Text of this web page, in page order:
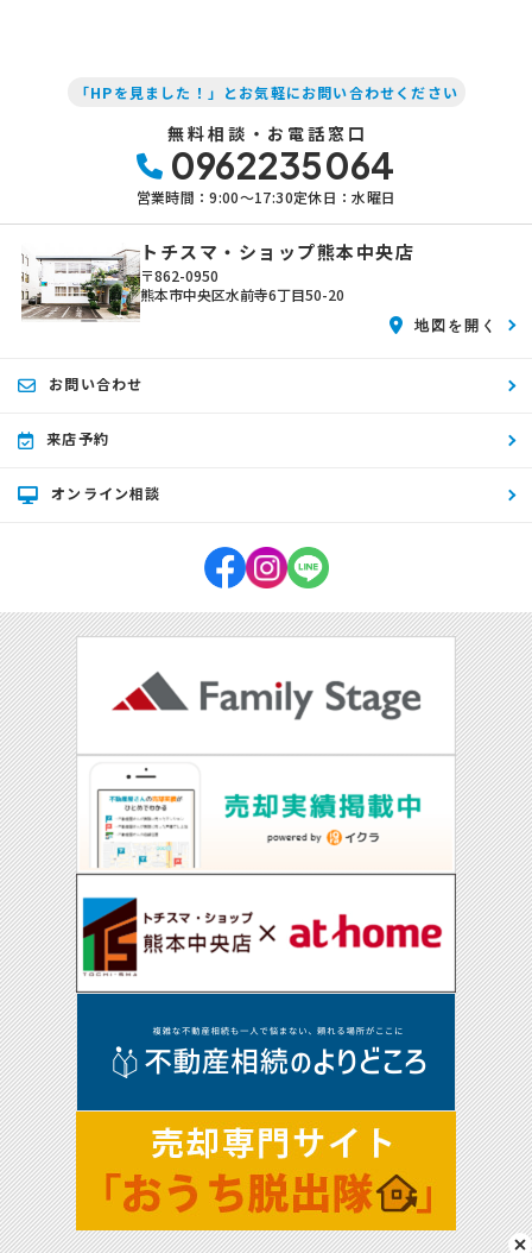
「HPを見ました！」とお気軽にお問い合わせください
無料相談・お電話窓口
0962235064
営業時間：9:00〜17:30定休日：水曜日
トチスマ・ショップ熊本中央店
〒862-0950
熊本市中央区水前寺6丁目50-20
地図を開く
お問い合わせ
来店予約
オンライン相談